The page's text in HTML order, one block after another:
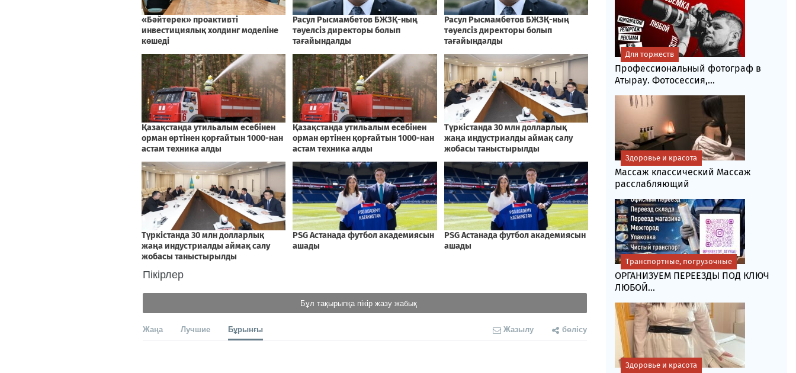
Пікірлер
Бұл тақырыпқа пікір жазу жабық
Жаңа Лучшие Бұрынғы Жазылу бөлісу
Профессиональный фотограф в
Атырау. Фотосессия,...
Для торжеств
Массаж классический Массаж
расслабляющий
Здоровье и красота
ОРГАНИЗУЕМ ПЕРЕЕЗДЫ ПОД КЛЮЧ
ЛЮБОЙ...
Транспортные, погрузочные
Здоровье и красота